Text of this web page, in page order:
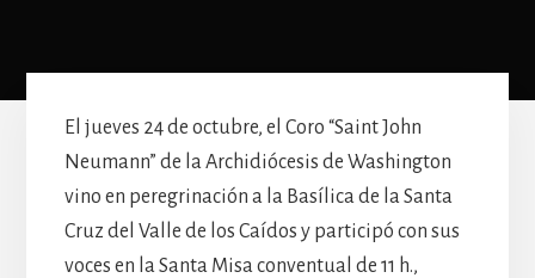
El jueves 24 de octubre, el Coro “Saint John
Neumann” de la Archidiócesis de Washington
vino en peregrinación a la Basílica de la Santa
Cruz del Valle de los Caídos y participó con sus
voces en la Santa Misa conventual de 11 h.,